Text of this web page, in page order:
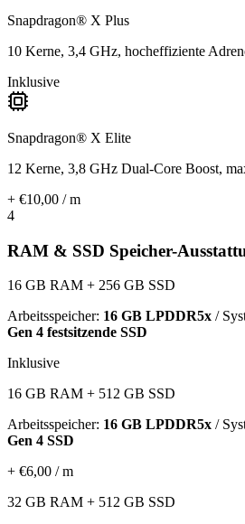
Snapdragon® X Plus
10 Kerne, 3,4 GHz, hocheffiziente
Inklusive
Snapdragon® X Elite
12 Kerne, 3,8 GHz Dual-Core Boost,
+ €10,00 / m
4
RAM & SSD Speicher-
16 GB RAM + 256 GB SSD
Arbeitsspeicher: 16 GB LPDDR5x /
Gen 4 festsitzende SSD
Inklusive
16 GB RAM + 512 GB SSD
Arbeitsspeicher: 16 GB LPDDR5x /
Gen 4 SSD
+ €6,00 / m
32 GB RAM + 512 GB SSD